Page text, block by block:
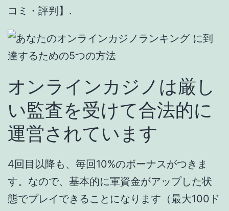
コミ・評判】.
オンラインカジノは厳し
い監査を受けて合法的に
運営されています
4回目以降も、毎回10%のボーナスがつきま
す。なので、基本的に軍資金がアップした状
態でプレイできることになります（最大100ド